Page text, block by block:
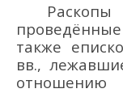
также
вв.,